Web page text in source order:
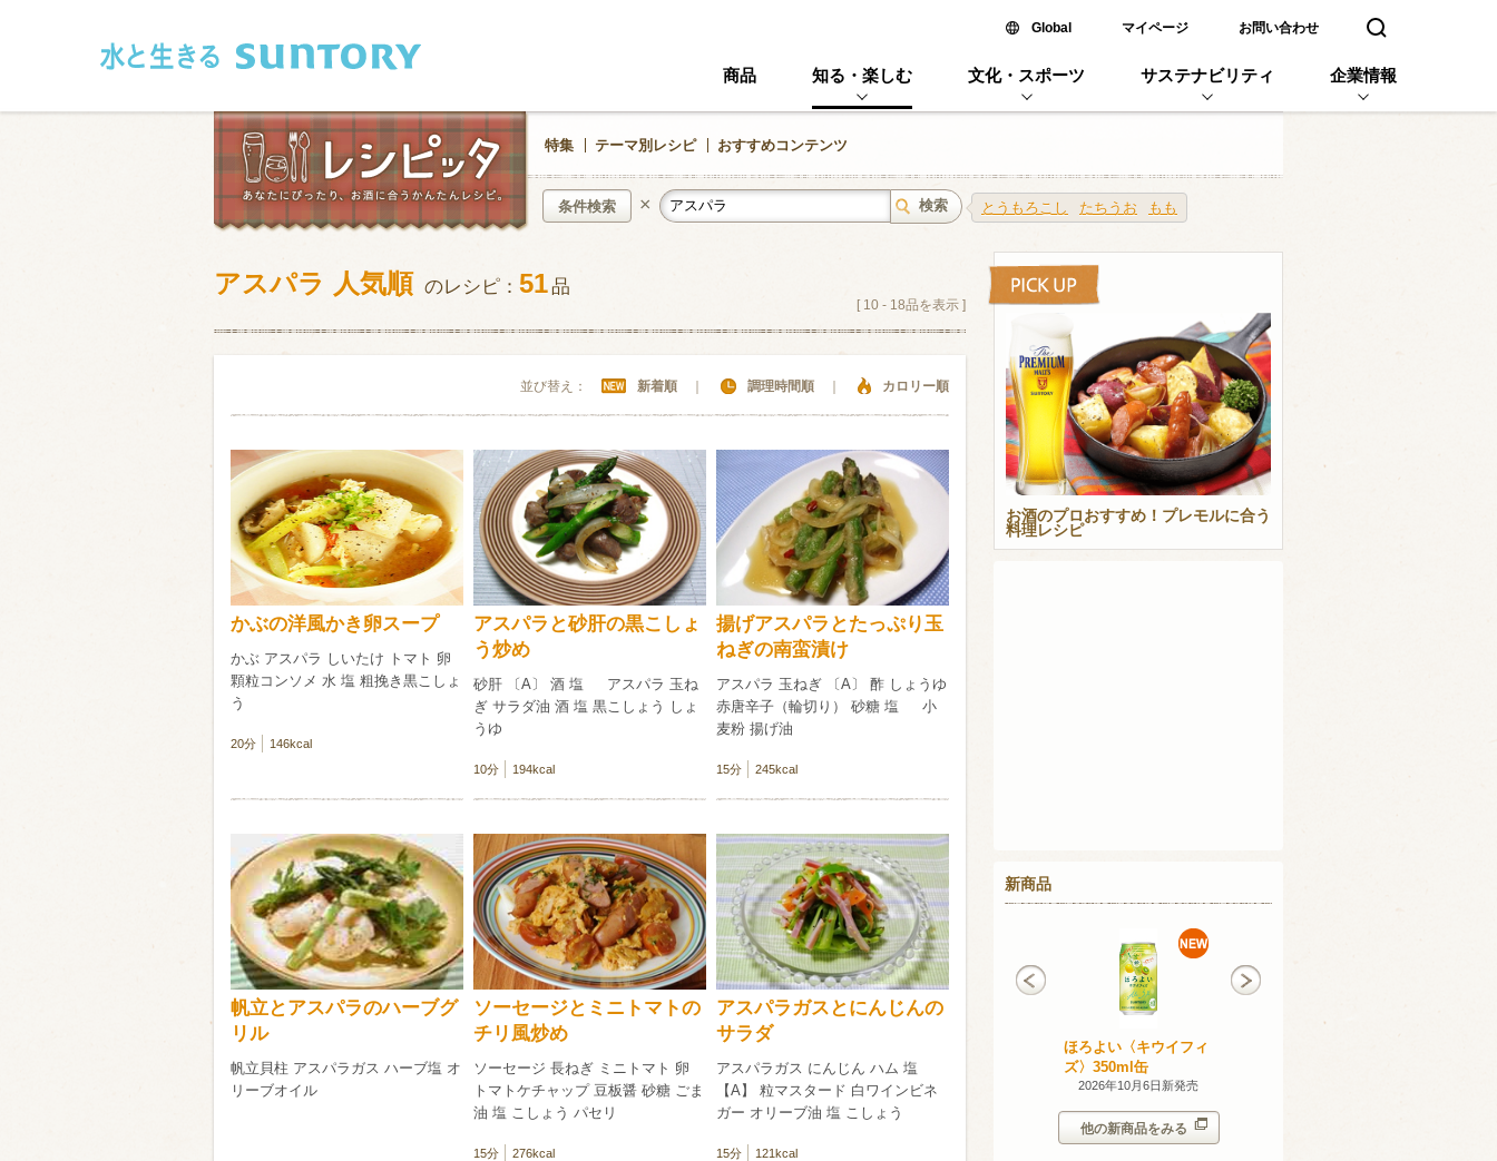
Global新しいウィンドウで開く
マイページ お問い合わせ 検索窓を開く
商品 知る・楽しむ 文化・スポーツ サステナビリティ 企業情報
特集 テーマ別レシピ おすすめコンテンツ
とうもろこし たちうお もも
条件検索 ×
和食 洋食
フレンチ アジア・エスニック その他・創作料理 スイーツ
肉 魚介類 野菜・いも類 きのこ
卵・乳製品 豆腐・豆類 加工食品系 くだもの
お米・麺
類・穀物
その他
ビール ハイボール（ウイスキー） ウイスキー・ブランデー 焼酎
赤ワイン 白ワイン
検索
アスパラ 人気順 のレシピ： 51品
[ 10 - 18品を表示 ]
並び替え： 新着順 調理時間順 カロリー順
かぶの洋風かき卵スープ
かぶ アスパラ しいたけ トマト 卵
顆粒コンソメ 水 塩 粗挽き黒こしょ
う
20分 146kcal
アスパラと砂肝の黒こしょ
う炒め
砂肝 〔A〕 酒 塩 アスパラ 玉ね
ぎ サラダ油 酒 塩 黒こしょう しょ
うゆ
10分 194kcal
揚げアスパラとたっぷり玉
ねぎの南蛮漬け
アスパラ 玉ねぎ 〔A〕 酢 しょうゆ
赤唐辛子（輪切り） 砂糖 塩 小
麦粉 揚げ油
15分 245kcal
帆立とアスパラのハーブグ
リル
帆立貝柱 アスパラガス ハーブ塩 オ
リーブオイル
ソーセージとミニトマトの
チリ風炒め
ソーセージ 長ねぎ ミニトマト 卵
トマトケチャップ 豆板醤 砂糖 ごま
油 塩 こしょう パセリ
15分 276kcal
アスパラガスとにんじんの
サラダ
アスパラガス にんじん ハム 塩
【A】 粒マスタード 白ワインビネ
ガー オリーブ油 塩 こしょう
15分 121kcal
お酒のプロおすすめ！プレモルに合う
料理レシピ
新商品
ほろよい〈キウイフィ
ズ〉350ml缶
2026年10月6日新発売
ブリュット 2023
750ml瓶
2026年7月14日新発売
他の新商品をみる